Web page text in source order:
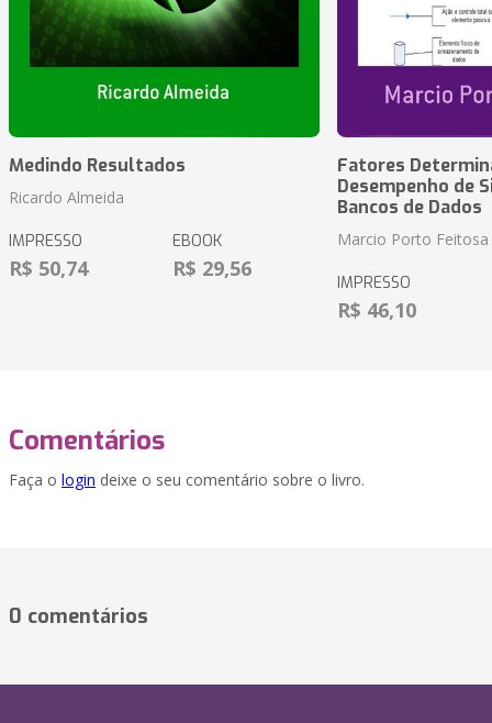
Medindo Resultados
Ricardo Almeida
IMPRESSO
R$ 50,74
EBOOK
R$ 29,56
Fatores
Desempenho de
Bancos de Dados
Marcio Porto Feitosa
IMPRESSO
R$ 46,10
Comentários
Faça o login deixe o seu comentário sobre o livro.
0 comentários